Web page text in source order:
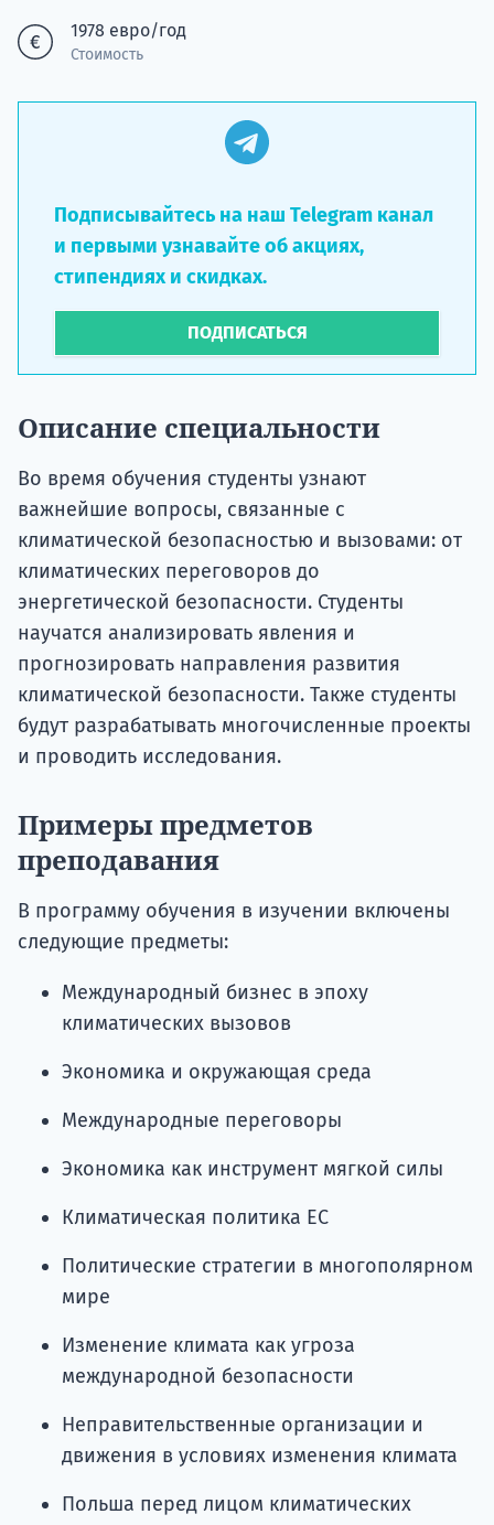
1978 евро/год
Стоимость
Подписывайтесь на наш Telegram канал
и первыми узнавайте об акциях,
стипендиях и скидках.
ПОДПИСАТЬСЯ
Описание специальности
Во время обучения студенты узнают
важнейшие вопросы, связанные с
климатической безопасностью и вызовами: от
климатических переговоров до
энергетической безопасности. Студенты
научатся анализировать явления и
прогнозировать направления развития
климатической безопасности. Также студенты
будут разрабатывать многочисленные проекты
и проводить исследования.
Примеры предметов
преподавания
В программу обучения в изучении включены
следующие предметы:
Международный бизнес в эпоху
климатических вызовов
Экономика и окружающая среда
Международные переговоры
Экономика как инструмент мягкой силы
Климатическая политика ЕС
Политические стратегии в многополярном
мире
Изменение климата как угроза
международной безопасности
Неправительственные организации и
движения в условиях изменения климата
Польша перед лицом климатических